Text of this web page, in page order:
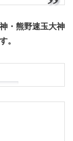
・熊野速玉大神
。